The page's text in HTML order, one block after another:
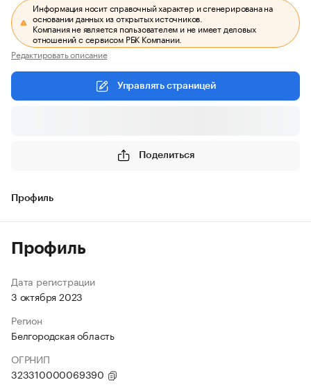
Информация носит справочный характер и сгенерирована на
основании данных из открытых источников.
Компания не является пользователем и не имеет деловых
отношений с сервисом РБК Компании.
Редактировать описание
Управлять страницей
Поделиться
Профиль
Профиль
Дата регистрации
3 октября 2023
Регион
Белгородская область
ОГРНИП
323310000069390